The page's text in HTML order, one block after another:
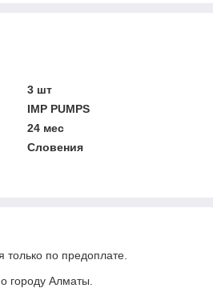
3 шт
IMP PUMPS
24 мес
Словения
только по предоплате.
городу Алматы.